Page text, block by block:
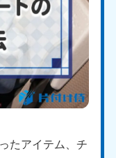
たアイテム、チ